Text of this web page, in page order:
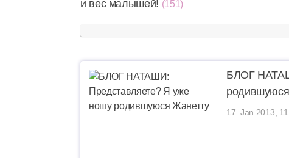
и вес малышей! (151)
БЛОГ
17. Jan 2013,